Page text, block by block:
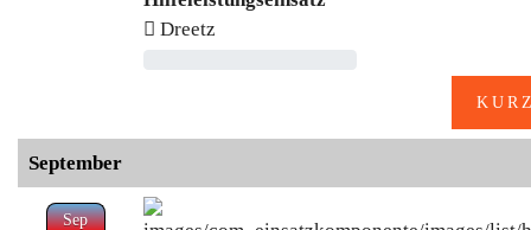
Dreetz
September
Sep